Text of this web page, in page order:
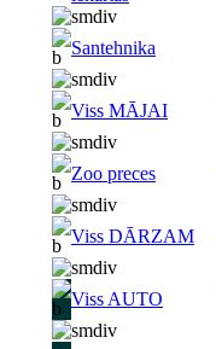
Santehnika
Viss MĀJAI
Zoo preces
Viss DĀRZAM
Viss AUTO